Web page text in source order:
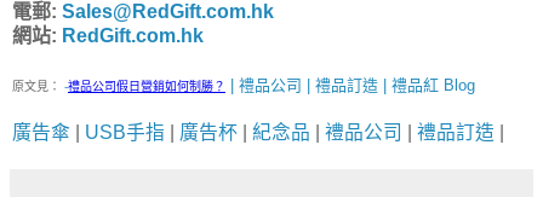
電郵: Sales@RedGift.com.hk
網站: RedGift.com.hk
原文見： -禮品公司假日營銷如何制勝？ | 禮品公司 | 禮品訂造 | 禮品紅 Blog
廣告傘 USB手指 廣告杯 紀念品 禮品公司 禮品訂造